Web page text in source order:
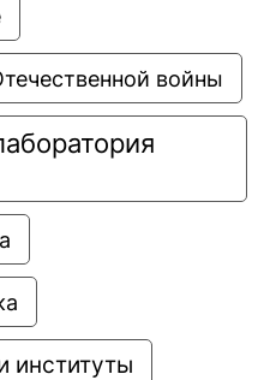
войны
институты